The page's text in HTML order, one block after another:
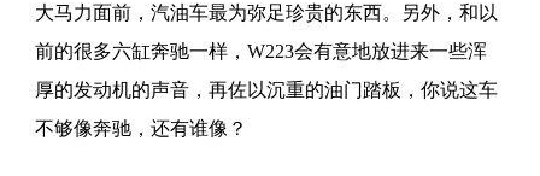
大马力面前，汽油车最为弥足珍贵的东西。另外，和以
前的很多六缸奔驰一样，W223会有意地放进来一些浑
厚的发动机的声音，再佐以沉重的油门踏板，你说这车
不够像奔驰，还有谁像？